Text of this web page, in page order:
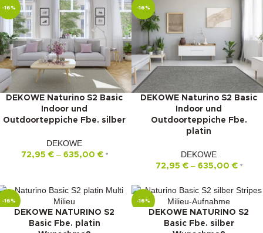
-16%
DEKOWE Naturino S2 Basic
Indoor und
Outdoorteppiche Fbe. silber
DEKOWE
72,95 €– 635,00 € *
-16%
DEKOWE Naturino S2 Basic
Indoor und
Outdoorteppiche Fbe.
platin
DEKOWE
72,95 €– 635,00 € *
-16%
DEKOWE NATURINO S2
Basic Fbe. platin
-16%
DEKOWE NATURINO S2
Basic Fbe. silber